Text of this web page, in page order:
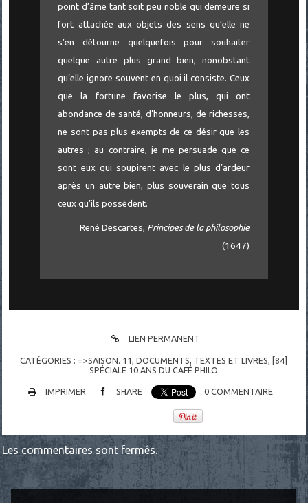
point d’âme tant soit peu noble qui demeure si
fort attachée aux objets des sens qu’elle ne
s’en détourne quelquefois pour souhaiter
quelque autre plus grand bien, nonobstant
qu’elle ignore souvent en quoi il consiste. Ceux
que la fortune favorise le plus, qui ont
abondance de santé, d’honneurs, de richesses,
ne sont pas plus exempts de ce désir que les
autres ; au contraire, je me persuade que ce
sont eux qui soupirent avec le plus d’ardeur
après un autre bien, plus souverain que tous
ceux qu’ils possèdent.
René Descartes, Principes de la philosophie
(1647)
LIEN PERMANENT
CATÉGORIES : =>SAISON. 11,DOCUMENTS, TEXTES ET LIVRES, [84]
SPÉCIALE 10 ANS DU CAFÉ PHILO
IMPRIMER SHARE 0 COMMENTAIRE
Les commentaires sont fermés.